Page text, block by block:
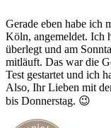
Gerade eben habe ich
Köln, angemeldet. Ich
überlegt und am
mitläuft. Das war die
Test gestartet und ich
Also, Ihr Lieben mit
bis Donnerstag. 😉